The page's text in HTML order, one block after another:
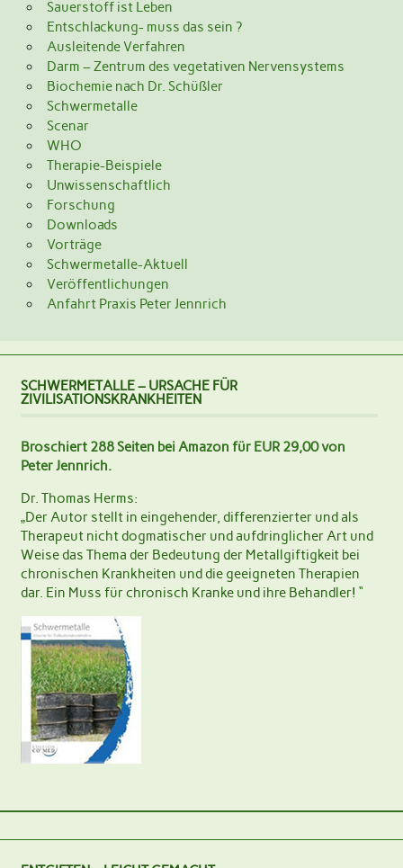
Sauerstoff ist Leben
Entschlackung- muss das sein ?
Ausleitende Verfahren
Darm – Zentrum des vegetativen Nervensystems
Biochemie nach Dr. Schüßler
Schwermetalle
Scenar
WHO
Therapie-Beispiele
Unwissenschaftlich
Forschung
Downloads
Vorträge
Schwermetalle-Aktuell
Veröffentlichungen
Anfahrt Praxis Peter Jennrich
SCHWERMETALLE – URSACHE FÜR
ZIVILISATIONSKRANKHEITEN
Broschiert 288 Seiten bei Amazon für EUR 29,00 von
Peter Jennrich.
Dr. Thomas Herms:
„Der Autor stellt in eingehender, differenzierter und als
Therapeut nicht dogmatischer und aufdringlicher Art und
Weise das Thema der Bedeutung der Metallgiftigkeit bei
chronischen Krankheiten und die geeigneten Therapien
dar. Ein Muss für chronisch Kranke und ihre Behandler! “